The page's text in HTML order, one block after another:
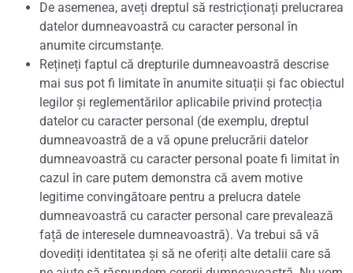
De asemenea, aveți dreptul să restricționați prelucrarea
datelor dumneavoastră cu caracter personal în
anumite circumstanțe.
Rețineți faptul că drepturile dumneavoastră descrise
mai sus pot fi limitate în anumite situații și fac obiectul
legilor și reglementărilor aplicabile privind protecția
datelor cu caracter personal (de exemplu, dreptul
dumneavoastră de a vă opune prelucrării datelor
dumneavoastră cu caracter personal poate fi limitat în
cazul în care putem demonstra că avem motive
legitime convingătoare pentru a prelucra datele
dumneavoastră cu caracter personal care prevalează
față de interesele dumneavoastră). Va trebui să vă
dovediți identitatea și să ne oferiți alte detalii care să